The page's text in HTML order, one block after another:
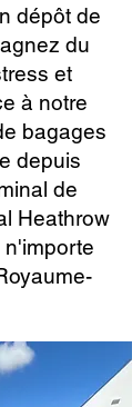
dépôt de
du
et
à notre
bagages
depuis
de
Heathrow